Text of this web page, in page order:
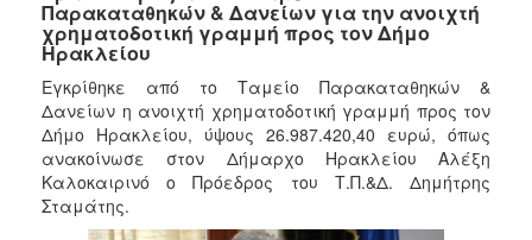
2022
2021
2020
2019
2018
2017
2016
Παρακαταθηκών & Δανείων για την ανοιχτή
χρηματοδοτική γραμμή προς τον Δήμο
Ηρακλείου
Εγκρίθηκε από το Ταμείο Παρακαταθηκών &
Δανείων η ανοιχτή χρηματοδοτική γραμμή προς τον
Δήμο Ηρακλείου, ύψους 26.987.420,40 ευρώ, όπως
ανακοίνωσε στον Δήμαρχο Ηρακλείου Αλέξη
Καλοκαιρινό ο Πρόεδρος του Τ.Π.&Δ. Δημήτρης
Σταμάτης.